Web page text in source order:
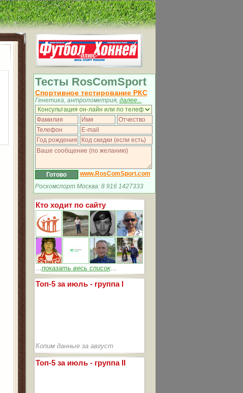
Тесты RosComSport
Спортивное тестирование РКС
Генетика, антропометрия, далее...
www.RosComSport.com
Роскомспорт Москва: 8 916 1427333
Кто ходит по сайту
...показать весь список...
Топ-5 за июль - группа I
Копим данные за август
Топ-5 за июль - группа II